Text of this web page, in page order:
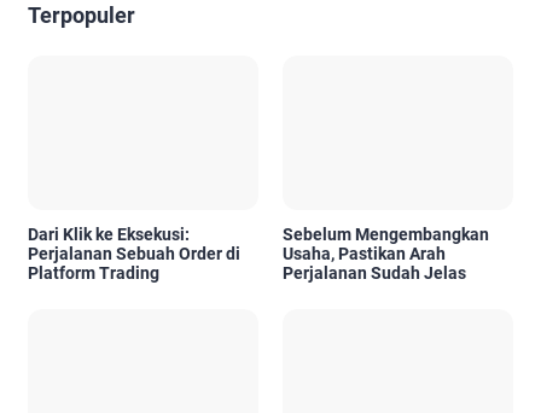
Terpopuler
Dari Klik ke Eksekusi:
Perjalanan Sebuah Order di
Platform Trading
Sebelum Mengembangkan
Usaha, Pastikan Arah
Perjalanan Sudah Jelas